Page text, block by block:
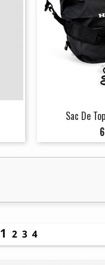
Sac De
1234